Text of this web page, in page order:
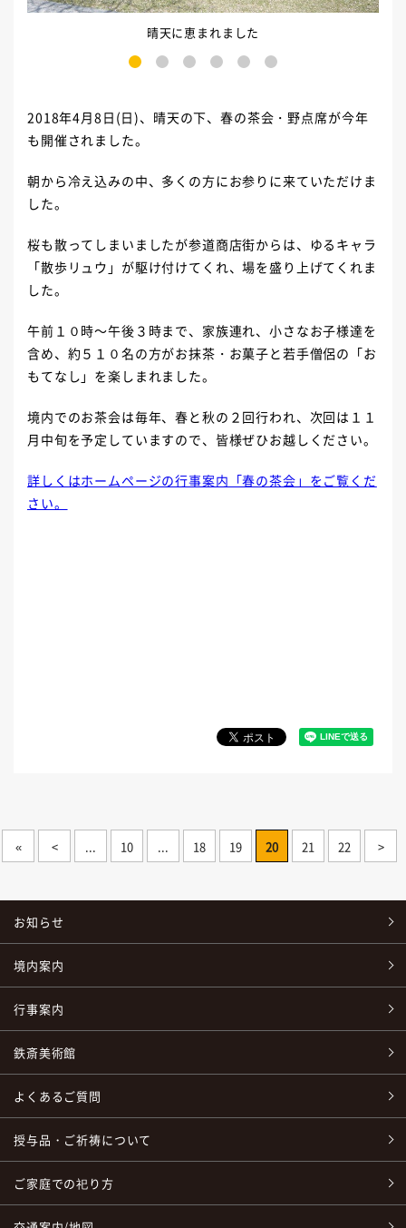
晴天に恵まれました
3 4 5 6
2018年4月8日(日)、晴天の下、春の茶会・野点席が今年
も開催されました。
朝から冷え込みの中、多くの方にお参りに来ていただけま
した。
桜も散ってしまいましたが参道商店街からは、ゆるキャラ
「散歩リュウ」が駆け付けてくれ、場を盛り上げてくれま
した。
午前１０時～午後３時まで、家族連れ、小さなお子様達を
含め、約５１０名の方がお抹茶・お菓子と若手僧侶の「お
もてなし」を楽しまれました。
境内でのお茶会は毎年、春と秋の２回行われ、次回は１１
月中旬を予定していますので、皆様ぜひお越しください。
詳しくはホームページの行事案内「春の茶会」をご覧くだ
さい。
« < ... 10 ... 18 19 20 21 22 >
お知らせ
境内案内
行事案内
鉄斎美術館
よくあるご質問
授与品・ご祈祷について
ご家庭での祀り方